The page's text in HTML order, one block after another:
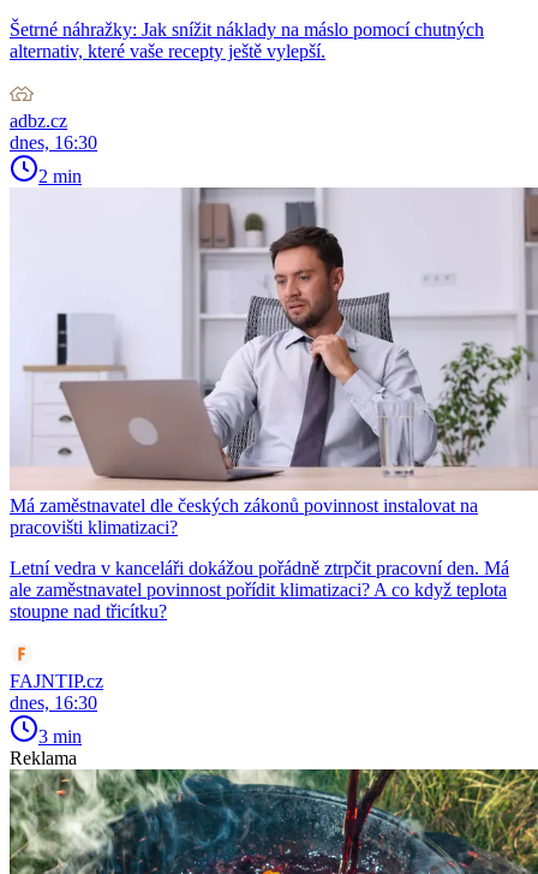
Šetrné náhražky: Jak snížit náklady na máslo pomocí chutných
alternativ, které vaše recepty ještě vylepší.
adbz.cz
dnes, 16:30
2 min
Má zaměstnavatel dle českých zákonů povinnost instalovat na
pracovišti klimatizaci?
Letní vedra v kanceláři dokážou pořádně ztrpčit pracovní den. Má
ale zaměstnavatel povinnost pořídit klimatizaci? A co když teplota
stoupne nad třicítku?
FAJNTIP.cz
dnes, 16:30
3 min
Reklama